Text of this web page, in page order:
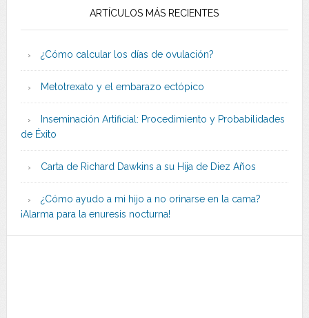
ARTÍCULOS MÁS RECIENTES
¿Cómo calcular los días de ovulación?
Metotrexato y el embarazo ectópico
Inseminación Artificial: Procedimiento y Probabilidades
de Éxito
Carta de Richard Dawkins a su Hija de Diez Años
¿Cómo ayudo a mi hijo a no orinarse en la cama?
¡Alarma para la enuresis nocturna!